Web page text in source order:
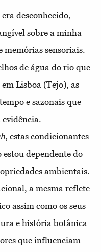
desconhecido,
sobre a minha
memórias sensoriais.
de água do rio que
Lisboa (Tejo), as
e sazonais que
, estas condicionantes
estou dependente do
ambientais.
a mesma reflete
assim como os seus
e história botânica
que influenciam